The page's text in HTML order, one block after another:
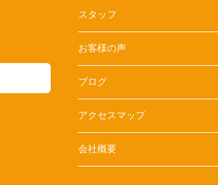
スタッフ
お客様の声
ブログ
アクセスマップ
会社概要